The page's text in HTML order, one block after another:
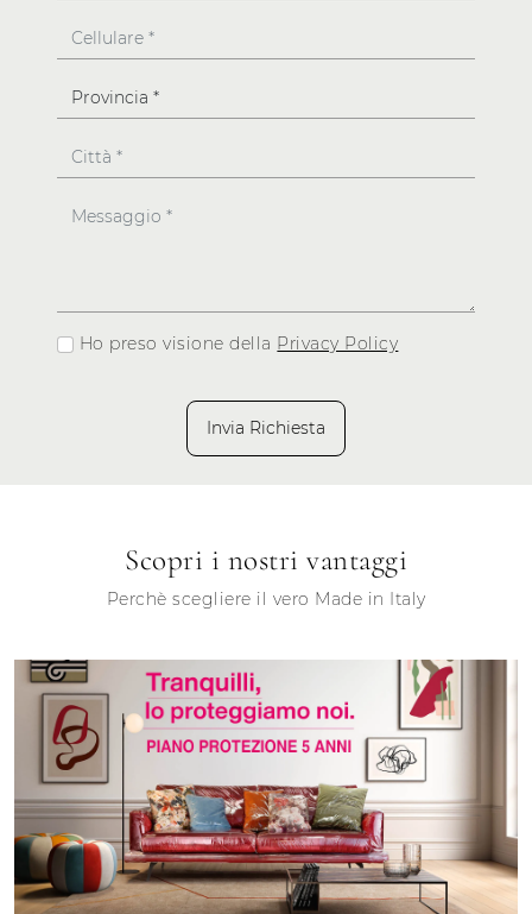
Ho preso visione della Privacy Policy
Invia Richiesta
Scopri i nostri vantaggi
Perchè scegliere il vero Made in Italy